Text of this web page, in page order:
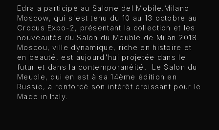
Edra a participé au Salone del Mobile.Milano
Moscow, qui s'est tenu du 10 au 13 octobre au
Crocus Expo-2, présentant la collection et les
nouveautés du Salon du Meuble de Milan 2018.
Moscou, ville dynamique, riche en histoire et
en beauté, est aujourd'hui projetée dans le
futur et dans la contemporanéité. Le Salon du
Meuble, qui en est à sa 14ème édition en
Russie, a renforcé son intérêt croissant pour le
Made in Italy.